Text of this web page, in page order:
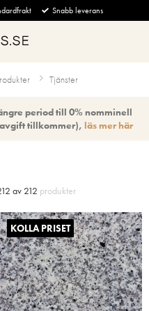
Snabb leverans
Tjänster
period till 0% nomminell
tillkommer), läs mer här
av 212 produkter
KOLLA PRISET